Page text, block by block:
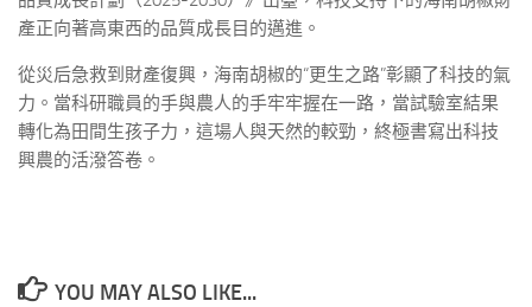
產正向著高東西的品質成長目的邁進。
從災后急救到財產復興，海南胡椒的“更生之路”彰顯了科技的氣
力。當科研職員的手與農人的手牢牢握在一路，當試驗室結果
轉化為田間生孩子力，這場人與天然的較勁，終極書寫出科技
興農的活潑答卷。
YOU MAY ALSO LIKE...